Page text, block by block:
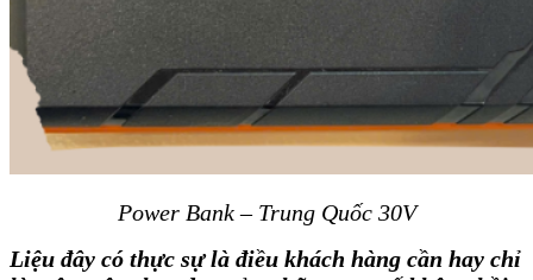
Power Bank – Trung Quốc 30V
Liệu đây có thực sự là điều khách hàng cần hay chỉ